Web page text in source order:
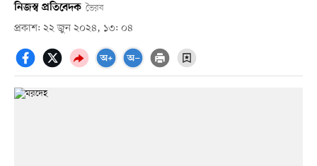
নিজস্ব প্রতিবেদক ভৈরব
প্রকাশ: ২২ জুন ২০২৪, ১৩: ০৪